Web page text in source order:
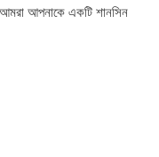
আপনাকে একটি শানসিন